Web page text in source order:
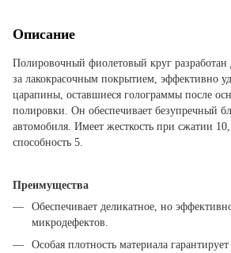
Описание
Полировочный фиолетовый круг
за лакокрасочным покрытием, эффективно
царапины, оставшиеся голограммы после
полировки. Он обеспечивает безупречный
автомобиля. Имеет жесткость при сжатии
способность 5.
Преимущества
Обеспечивает деликатное, но
микродефектов.
Особая плотность материала